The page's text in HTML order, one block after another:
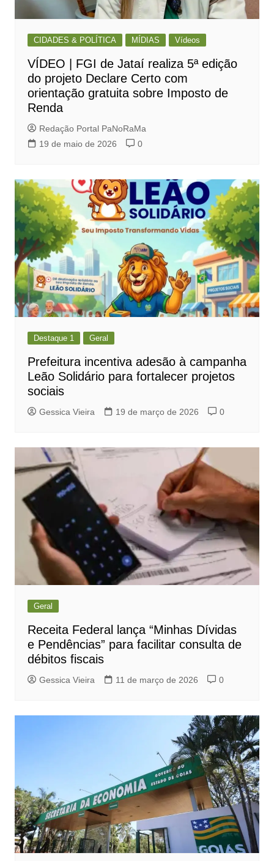
CIDADES & POLÍTICA MÍDIAS Vídeos
VÍDEO | FGI de Jataí realiza 5ª edição
do projeto Declare Certo com
orientação gratuita sobre Imposto de
Renda
Redação Portal PaNoRaMa
19 de maio de 2026
0
Destaque 1 Geral
Prefeitura incentiva adesão à campanha
Leão Solidário para fortalecer projetos
sociais
Gessica Vieira 19 de março de 2026 0
Geral
Receita Federal lança “Minhas Dívidas
e Pendências” para facilitar consulta de
débitos fiscais
Gessica Vieira 11 de março de 2026 0